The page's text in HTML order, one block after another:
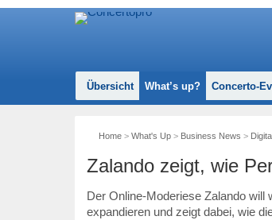
Übersicht What’s up? Concerto-
Home> What's Up> Business News >
Zalando zeigt, wie
Der Online-Moderiese Zalando will
expandieren und zeigt dabei, wie